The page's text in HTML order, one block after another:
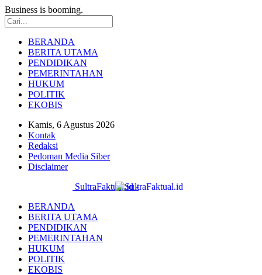
Business is booming.
BERANDA
BERITA UTAMA
PENDIDIKAN
PEMERINTAHAN
HUKUM
POLITIK
EKOBIS
Kamis, 6 Agustus 2026
Kontak
Redaksi
Pedoman Media Siber
Disclaimer
SultraFaktual.id -
BERANDA
BERITA UTAMA
PENDIDIKAN
PEMERINTAHAN
HUKUM
POLITIK
EKOBIS